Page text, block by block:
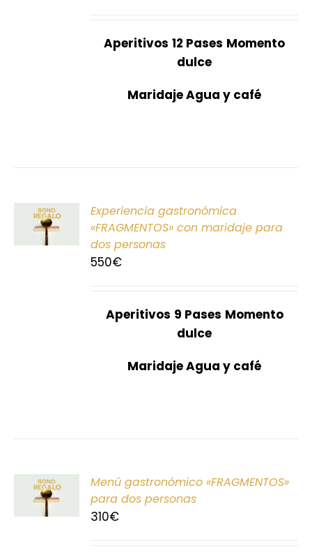
Aperitivos 12 Pases Momento
dulce
Maridaje Agua y café
Experiencia gastronómica
«FRAGMENTOS» con maridaje para
dos personas
550€
Aperitivos 9 Pases Momento
dulce
Maridaje Agua y café
Menú gastronómico «FRAGMENTOS»
para dos personas
310€